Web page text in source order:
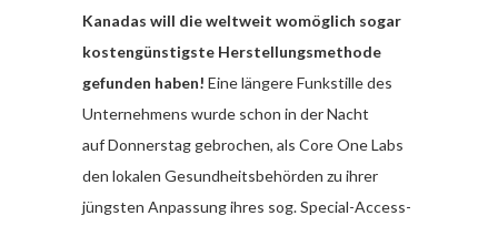
Kanadas will die weltweit womöglich sogar
kostengünstigste Herstellungsmethode
gefunden haben! Eine längere Funkstille des
Unternehmens wurde schon in der Nacht
auf Donnerstag gebrochen, als Core One Labs
den lokalen Gesundheitsbehörden zu ihrer
jüngsten Anpassung ihres sog. Special-Access-